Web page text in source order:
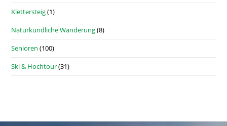
Klettersteig(1)
Naturkundliche Wanderung(8)
Senioren (100)
Ski & Hochtour(31)